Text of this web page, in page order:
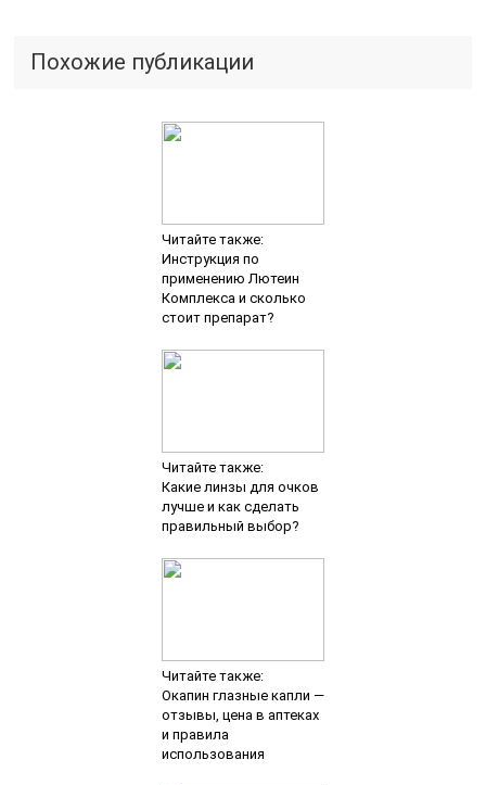
Похожие публикации
Читайте также:
Инструкция по
применению Лютеин
Комплекса и сколько
стоит препарат?
Читайте также:
Какие линзы для очков
лучше и как сделать
правильный выбор?
Читайте также:
Окапин глазные капли —
отзывы, цена в аптеках
и правила
использования